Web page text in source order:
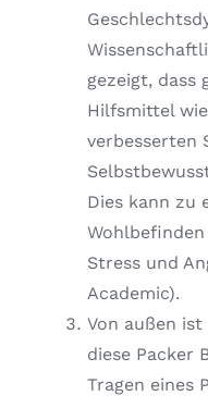
gezeigt, dass
Hilfsmittel
verbesserten
Dies kann zu
Stress und
Academic).
Von außen
diese Packer
Tragen eines